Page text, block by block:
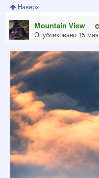
Наверх
Mountain View
Опубликовано 15 мая